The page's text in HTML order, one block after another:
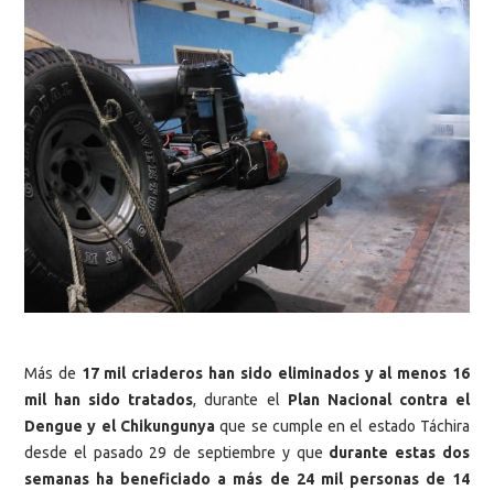
Más de 17 mil criaderos han sido eliminados y al menos 16
mil han sido tratados, durante el Plan Nacional contra el
Dengue y el Chikungunyaque se cumple en el estado Táchira
desde el pasado 29 de septiembre y que durante estas dos
semanas ha beneficiado a más de 24 mil personas de 14